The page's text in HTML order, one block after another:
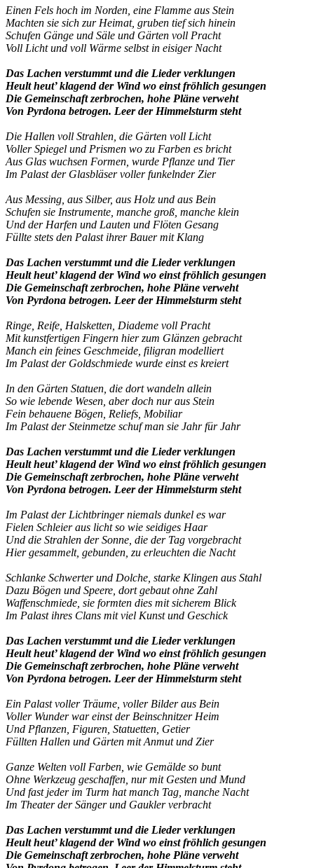
Einen Fels hoch im Norden, eine Flamme aus Stein
Machten sie sich zur Heimat, gruben tief sich hinein
Schufen Gänge und Säle und Gärten voll Pracht
Voll Licht und voll Wärme selbst in eisiger Nacht
Das Lachen verstummt und die Lieder verklungen
Heult heut’ klagend der Wind wo einst fröhlich gesungen
Die Gemeinschaft zerbrochen, hohe Pläne verweht
Von Pyrdona betrogen. Leer der Himmelsturm steht
Die Hallen voll Strahlen, die Gärten voll Licht
Voller Spiegel und Prismen wo zu Farben es bricht
Aus Glas wuchsen Formen, wurde Pflanze und Tier
Im Palast der Glasbläser voller funkelnder Zier
Aus Messing, aus Silber, aus Holz und aus Bein
Schufen sie Instrumente, manche groß, manche klein
Und der Harfen und Lauten und Flöten Gesang
Füllte stets den Palast ihrer Bauer mit Klang
Das Lachen verstummt und die Lieder verklungen
Heult heut’ klagend der Wind wo einst fröhlich gesungen
Die Gemeinschaft zerbrochen, hohe Pläne verweht
Von Pyrdona betrogen. Leer der Himmelsturm steht
Ringe, Reife, Halsketten, Diademe voll Pracht
Mit kunstfertigen Fingern hier zum Glänzen gebracht
Manch ein feines Geschmeide, filigran modelliert
Im Palast der Goldschmiede wurde einst es kreiert
In den Gärten Statuen, die dort wandeln allein
So wie lebende Wesen, aber doch nur aus Stein
Fein behauene Bögen, Reliefs, Mobiliar
Im Palast der Steinmetze schuf man sie Jahr für Jahr
Das Lachen verstummt und die Lieder verklungen
Heult heut’ klagend der Wind wo einst fröhlich gesungen
Die Gemeinschaft zerbrochen, hohe Pläne verweht
Von Pyrdona betrogen. Leer der Himmelsturm steht
Im Palast der Lichtbringer niemals dunkel es war
Fielen Schleier aus licht so wie seidiges Haar
Und die Strahlen der Sonne, die der Tag vorgebracht
Hier gesammelt, gebunden, zu erleuchten die Nacht
Schlanke Schwerter und Dolche, starke Klingen aus Stahl
Dazu Bögen und Speere, dort gebaut ohne Zahl
Waffenschmiede, sie formten dies mit sicherem Blick
Im Palast ihres Clans mit viel Kunst und Geschick
Das Lachen verstummt und die Lieder verklungen
Heult heut’ klagend der Wind wo einst fröhlich gesungen
Die Gemeinschaft zerbrochen, hohe Pläne verweht
Von Pyrdona betrogen. Leer der Himmelsturm steht
Ein Palast voller Träume, voller Bilder aus Bein
Voller Wunder war einst der Beinschnitzer Heim
Und Pflanzen, Figuren, Statuetten, Getier
Füllten Hallen und Gärten mit Anmut und Zier
Ganze Welten voll Farben, wie Gemälde so bunt
Ohne Werkzeug geschaffen, nur mit Gesten und Mund
Und fast jeder im Turm hat manch Tag, manche Nacht
Im Theater der Sänger und Gaukler verbracht
Das Lachen verstummt und die Lieder verklungen
Heult heut’ klagend der Wind wo einst fröhlich gesungen
Die Gemeinschaft zerbrochen, hohe Pläne verweht